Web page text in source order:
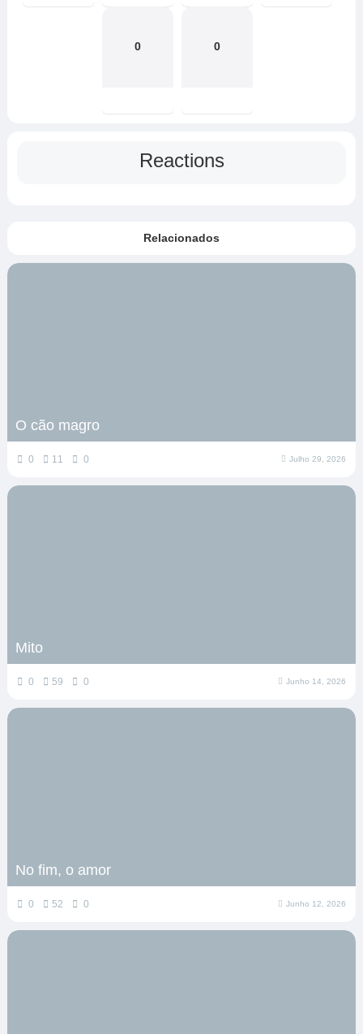
0 0
Reactions
Relacionados
O cão magro
0 11 0 Julho 29, 2026
Mito
0 59 0 Junho 14, 2026
No fim, o amor
0 52 0 Junho 12, 2026